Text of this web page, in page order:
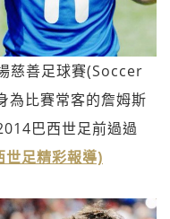
慈善足球賽(Soccer
為比賽常客的詹姆斯
巴西世足前過過
足精彩報導)